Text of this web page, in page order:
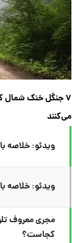
۷ جنگل خنک شمال
می‌کنند
ویدئو: خلاصه بازی نروژ
ویدئو: خلاصه بازی
مجری معروف
کجاست؟